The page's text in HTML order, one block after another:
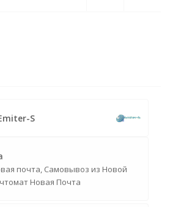
S
почта, Самовывоз из Новой
Новая Почта